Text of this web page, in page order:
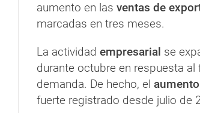
aumento en las ventas de
marcadas en tres meses.
La actividad empresarial se
durante octubre en respuesta al
demanda. De hecho, el
fuerte registrado desde julio de